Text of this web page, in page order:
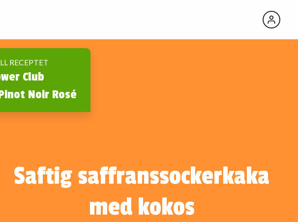
RECEPTET
Club
Noir Rosé
Saftig saffranssockerkaka
med kokos